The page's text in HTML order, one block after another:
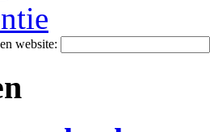
website: